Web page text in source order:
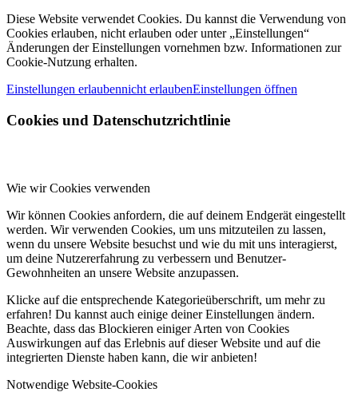
Diese Website verwendet Cookies. Du kannst die Verwendung von
Cookies erlauben, nicht erlauben oder unter „Einstellungen“
Änderungen der Einstellungen vornehmen bzw. Informationen zur
Cookie-Nutzung erhalten.
Einstellungen erlaubennicht erlaubenEinstellungen öffnen
Cookies und Datenschutzrichtlinie
Wie wir Cookies verwenden
Wir können Cookies anfordern, die auf deinem Endgerät eingestellt
werden. Wir verwenden Cookies, um uns mitzuteilen zu lassen,
wenn du unsere Website besuchst und wie du mit uns interagierst,
um deine Nutzererfahrung zu verbessern und Benutzer-
Gewohnheiten an unsere Website anzupassen.
Klicke auf die entsprechende Kategorieüberschrift, um mehr zu
erfahren! Du kannst auch einige deiner Einstellungen ändern.
Beachte, dass das Blockieren einiger Arten von Cookies
Auswirkungen auf das Erlebnis auf dieser Website und auf die
integrierten Dienste haben kann, die wir anbieten!
Notwendige Website-Cookies